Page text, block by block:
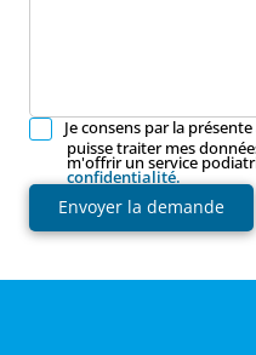
Je consens par la
puisse traiter mes
m'offrir un service
confidentialité.
Envoyer la demande